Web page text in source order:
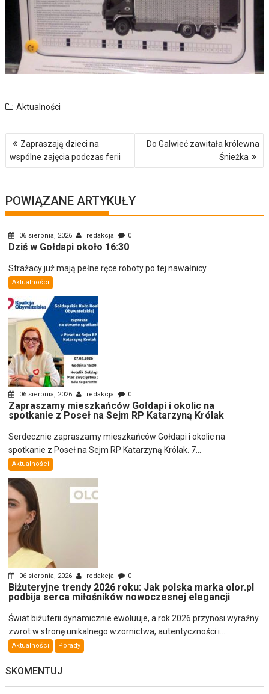
Aktualności
Nawigacja
wpisu
Zapraszają dzieci na
wspólne zajęcia podczas ferii
Do Galwieć zawitała królewna
Śnieżka
POWIĄZANE ARTYKUŁY
06 sierpnia, 2026 redakcja 0
Dziś w Gołdapi około 16:30
Strażacy już mają pełne ręce roboty po tej nawałnicy.
Aktualności
06 sierpnia, 2026 redakcja 0
Zapraszamy mieszkańców Gołdapi i okolic na
spotkanie z Poseł na Sejm RP Katarzyną Królak
Serdecznie zapraszamy mieszkańców Gołdapi i okolic na
spotkanie z Poseł na Sejm RP Katarzyną Królak. 7...
Aktualności
06 sierpnia, 2026 redakcja 0
Biżuteryjne trendy 2026 roku: Jak polska marka olor.pl
podbija serca miłośników nowoczesnej elegancji
Świat biżuterii dynamicznie ewoluuje, a rok 2026 przynosi wyraźny
zwrot w stronę unikalnego wzornictwa, autentyczności i...
Aktualności Porady
SKOMENTUJ